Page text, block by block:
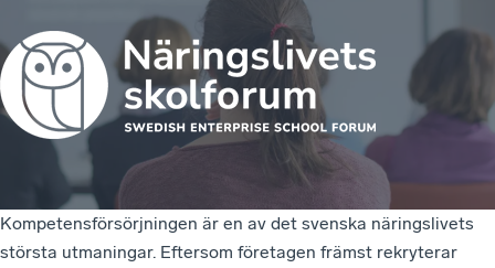
Kompetensförsörjningen är en av det svenska näringslivets
största utmaningar. Eftersom företagen främst rekryterar